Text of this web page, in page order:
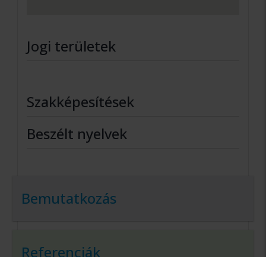
Jogi területek
Szakképesítések
Beszélt nyelvek
Bemutatkozás
Referenciák